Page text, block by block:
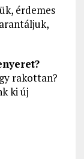
érdemes
rakottan?
ki új